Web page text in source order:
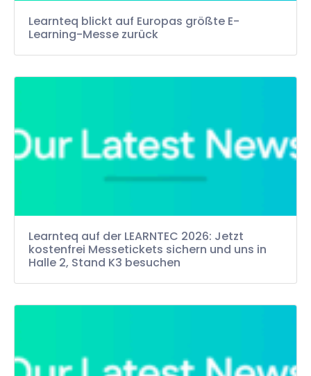
Learnteq blickt auf Europas größte E-
Learning-Messe zurück
Learnteq auf der LEARNTEC 2026: Jetzt
kostenfrei Messetickets sichern und uns in
Halle 2, Stand K3 besuchen